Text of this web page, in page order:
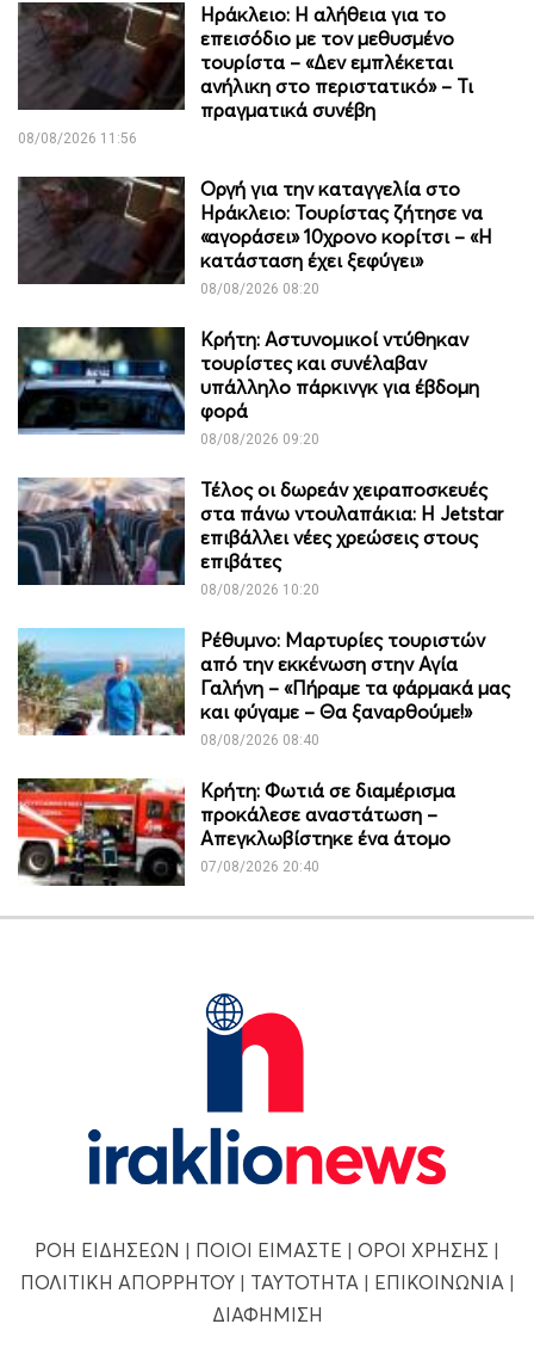
Ηράκλειο: Η αλήθεια για το
επεισόδιο με τον μεθυσμένο
τουρίστα – «Δεν εμπλέκεται
ανήλικη στο περιστατικό» – Τι
πραγματικά συνέβη
08/08/2026 11:56
Οργή για την καταγγελία στο
Ηράκλειο: Τουρίστας ζήτησε να
«αγοράσει» 10χρονο κορίτσι – «Η
κατάσταση έχει ξεφύγει»
08/08/2026 08:20
Κρήτη: Αστυνομικοί ντύθηκαν
τουρίστες και συνέλαβαν
υπάλληλο πάρκινγκ για έβδομη
φορά
08/08/2026 09:20
Τέλος οι δωρεάν χειραποσκευές
στα πάνω ντουλαπάκια: Η Jetstar
επιβάλλει νέες χρεώσεις στους
επιβάτες
08/08/2026 10:20
Ρέθυμνο: Μαρτυρίες τουριστών
από την εκκένωση στην Αγία
Γαλήνη – «Πήραμε τα φάρμακά μας
και φύγαμε – Θα ξαναρθούμε!»
08/08/2026 08:40
Κρήτη: Φωτιά σε διαμέρισμα
προκάλεσε αναστάτωση –
Απεγκλωβίστηκε ένα άτομο
07/08/2026 20:40
ΡΟΗ ΕΙΔΗΣΕΩΝ | ΠΟΙΟΙ ΕΙΜΑΣΤΕ | ΟΡΟΙ ΧΡΗΣΗΣ |
ΠΟΛΙΤΙΚΗ ΑΠΟΡΡΗΤΟΥ| ΤΑΥΤΟΤΗΤΑ | ΕΠΙΚΟΙΝΩΝΙΑ |
ΔΙΑΦΗΜΙΣΗ